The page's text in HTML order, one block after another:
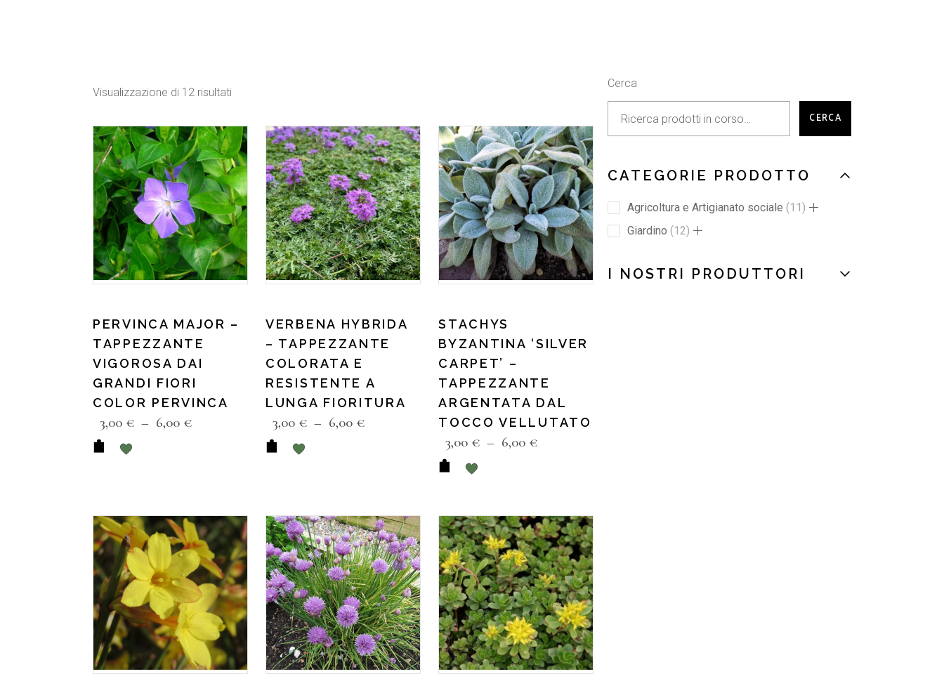
Visualizzazione di 12 risultati
PERVINCA MAJOR –
TAPPEZZANTE
VIGOROSA DAI
GRANDI FIORI
COLOR PERVINCA
3,00 € – 6,00 €
VERBENA HYBRIDA
– TAPPEZZANTE
COLORATA E
RESISTENTE A
LUNGA FIORITURA
3,00 € – 6,00 €
STACHYS
BYZANTINA ‘SILVER
CARPET’ –
TAPPEZZANTE
ARGENTATA DAL
TOCCO VELLUTATO
3,00 € – 6,00 €
Cerca
CERCA
CATEGORIE PRODOTTO
Agricoltura e Artigianato sociale 11
Giardino 12
I NOSTRI PRODUTTORI